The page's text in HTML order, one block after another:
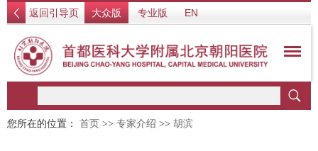
返回引导页 大众版 专业版 EN
您所在的位置： 首页 >> 专家介绍 >> 胡滨